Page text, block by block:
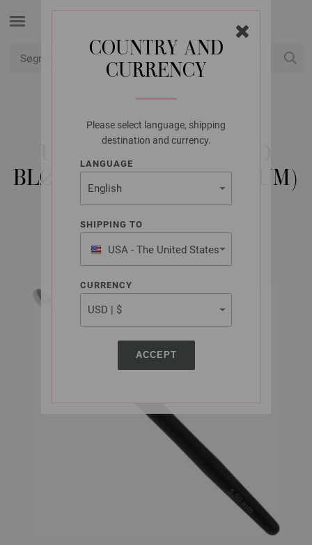
COUNTRY AND
CURRENCY
Please select language, shipping
destination and currency.
LANGUAGE
SHIPPING TO
USA - The United States
of America
CURRENCY
ACCEPT
LANA GROSSA
ULD HÆKLENÅL MED
BLØDT GREB (ALUMINIUM)
STR. 5,5